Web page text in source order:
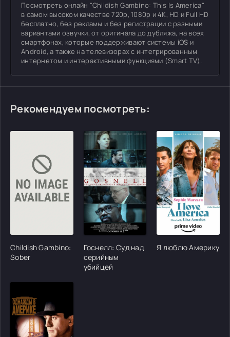
Посмотреть онлайн "Childish Gambino: This Is America"
в самом высоком качестве 720p, 1080p и 4K, HD и Full HD
бесплатно, без рекламы и без регистрации с разными
вариантами озвучки, от оригинала до дубляжа, на всех
смартфонах, которые поддерживают системы iOS и
Android, а также на телевизорах с интегрированным
интернетом и интерактивными функциями (Smart TV).
Рекомендуем посмотреть:
[/xfgiven_cvh_poster_urlcvh_poster_url]
Childish Gambino:
Sober
[/xfgiven_cvh_poster_urlcvh_poster_url]
Госнелл: Суд над
серийным
убийцей
[/
Я люблю Америку